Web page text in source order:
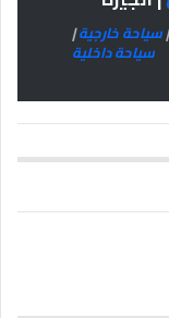
سياحة خارجية|
سياحة داخلية